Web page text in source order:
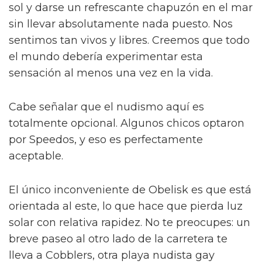
sol y darse un refrescante chapuzón en el mar
sin llevar absolutamente nada puesto. Nos
sentimos tan vivos y libres. Creemos que todo
el mundo debería experimentar esta
sensación al menos una vez en la vida.
Cabe señalar que el nudismo aquí es
totalmente opcional. Algunos chicos optaron
por Speedos, y eso es perfectamente
aceptable.
El único inconveniente de Obelisk es que está
orientada al este, lo que hace que pierda luz
solar con relativa rapidez. No te preocupes: un
breve paseo al otro lado de la carretera te
lleva a Cobblers, otra playa nudista gay